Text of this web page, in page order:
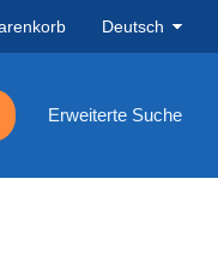
Deutsch
Erweiterte Suche